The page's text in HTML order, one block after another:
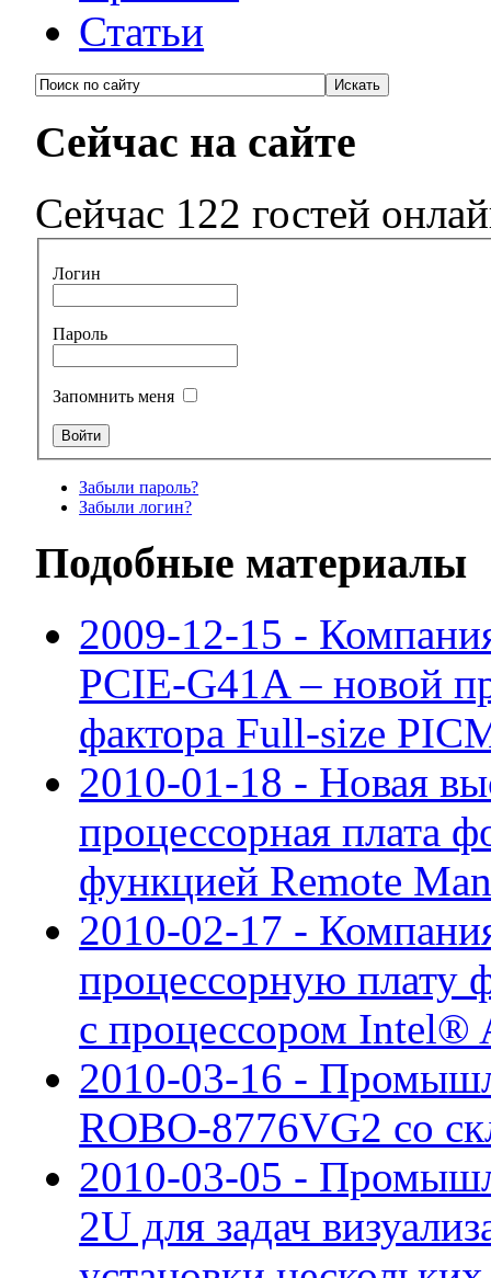
Статьи
Сейчас на сайте
Сейчас 122 гостей
Логин
Пароль
Запомнить меня
Забыли пароль?
Забыли логин?
Подобные материалы
2009-12-15 -
PCIE-G41A – новой
фактора Full-size
2010-01-18 - Новая
процессорная плата
функцией Remote
2010-02-17 -
процессорную плату
с процессором
2010-03-16 -
ROBO-8776VG2 со
2010-03-05 -
2U для задач